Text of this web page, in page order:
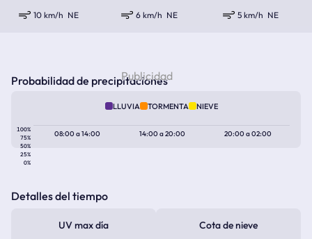
10 km/h NE 6 km/h NE 5 km/h NE
Probabilidad de precipitaciones
LLUVIA TORMENTA NIEVE
100%
75%
50%
25%
0%
08:00a14:00 14:00a20:00 20:00a02:00
Detalles del tiempo
UV max día Cota de nieve